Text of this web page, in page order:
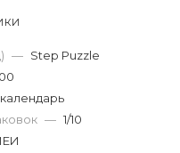
— Step Puzzle
— 1/10